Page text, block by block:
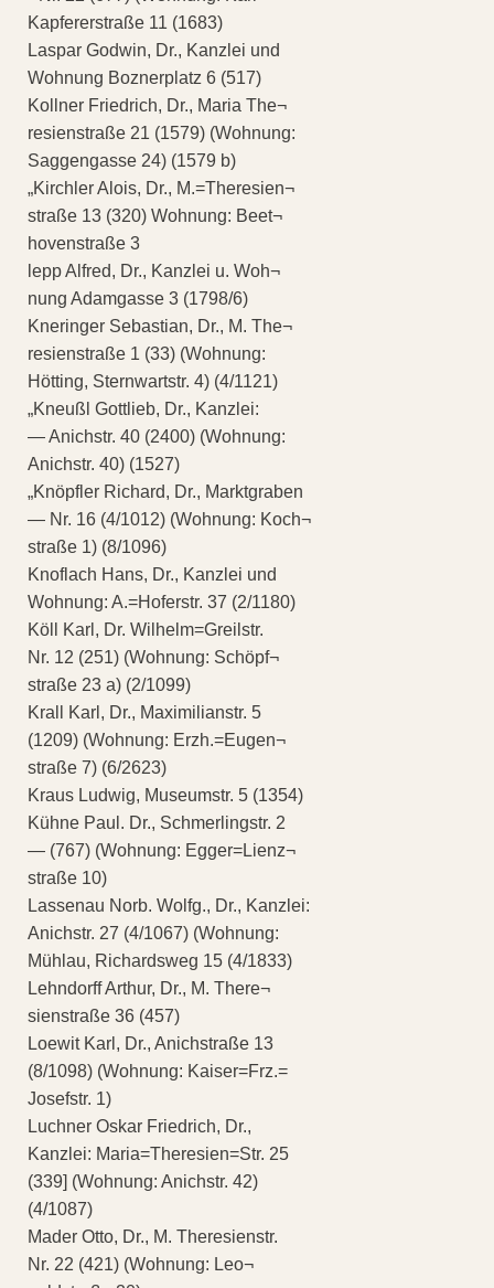
Kapfererstraße 11 (1683)
Laspar Godwin, Dr., Kanzlei und
Wohnung Boznerplatz 6 (517)
Kollner Friedrich, Dr., Maria The¬
resienstraße 21 (1579) (Wohnung:
Saggengasse 24) (1579 b)
„Kirchler Alois, Dr., M.=Theresien¬
straße 13 (320) Wohnung: Beet¬
hovenstraße 3
lepp Alfred, Dr., Kanzlei u. Woh¬
nung Adamgasse 3 (1798/6)
Kneringer Sebastian, Dr., M. The¬
resienstraße 1 (33) (Wohnung:
Hötting, Sternwartstr. 4) (4/1121)
„Kneußl Gottlieb, Dr., Kanzlei:
— Anichstr. 40 (2400) (Wohnung:
Anichstr. 40) (1527)
„Knöpfler Richard, Dr., Marktgraben
— Nr. 16 (4/1012) (Wohnung: Koch¬
straße 1) (8/1096)
Knoflach Hans, Dr., Kanzlei und
Wohnung: A.=Hoferstr. 37 (2/1180)
Köll Karl, Dr. Wilhelm=Greilstr.
Nr. 12 (251) (Wohnung: Schöpf¬
straße 23 a) (2/1099)
Krall Karl, Dr., Maximilianstr. 5
(1209) (Wohnung: Erzh.=Eugen¬
straße 7) (6/2623)
Kraus Ludwig, Museumstr. 5 (1354)
Kühne Paul. Dr., Schmerlingstr. 2
— (767) (Wohnung: Egger=Lienz¬
straße 10)
Lassenau Norb. Wolfg., Dr., Kanzlei:
Anichstr. 27 (4/1067) (Wohnung:
Mühlau, Richardsweg 15 (4/1833)
Lehndorff Arthur, Dr., M. There¬
sienstraße 36 (457)
Loewit Karl, Dr., Anichstraße 13
(8/1098) (Wohnung: Kaiser=Frz.=
Josefstr. 1)
Luchner Oskar Friedrich, Dr.,
Kanzlei: Maria=Theresien=Str. 25
(339] (Wohnung: Anichstr. 42)
(4/1087)
Mader Otto, Dr., M. Theresienstr.
Nr. 22 (421) (Wohnung: Leo¬